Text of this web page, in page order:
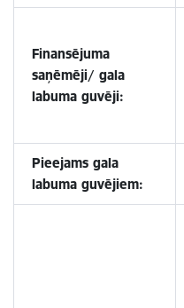
Finansējuma
saņēmēji/ gala
labuma guvēji:
Pieejams gala
labuma guvējiem: